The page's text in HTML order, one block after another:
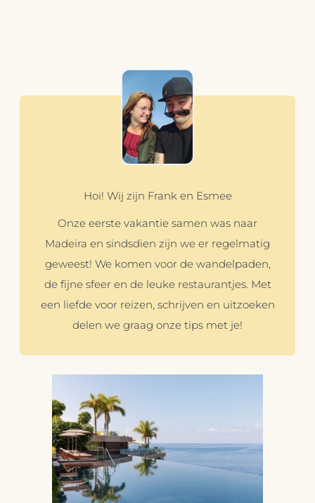
Hoi! Wij zijn Frank en Esmee
Onze eerste vakantie samen was naar
Madeira en sindsdien zijn we er regelmatig
geweest! We komen voor de wandelpaden,
de fijne sfeer en de leuke restaurantjes. Met
een liefde voor reizen, schrijven en uitzoeken
delen we graag onze tips met je!